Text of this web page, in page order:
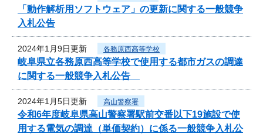
「動作解析用ソフトウェア」の更新に関する一般競争
入札公告
2024年1月9日更新 各務原西高等学校
岐阜県立各務原西高等学校で使用する都市ガスの調達
に関する一般競争入札公告
2024年1月5日更新 高山警察署
令和6年度岐阜県高山警察署駅前交番以下19施設で使
用する電気の調達（単価契約）に係る一般競争入札公